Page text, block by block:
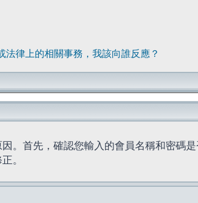
法律上的相關事務，我該向誰反應？
。首先，確認您輸入的會員名稱和密碼
。